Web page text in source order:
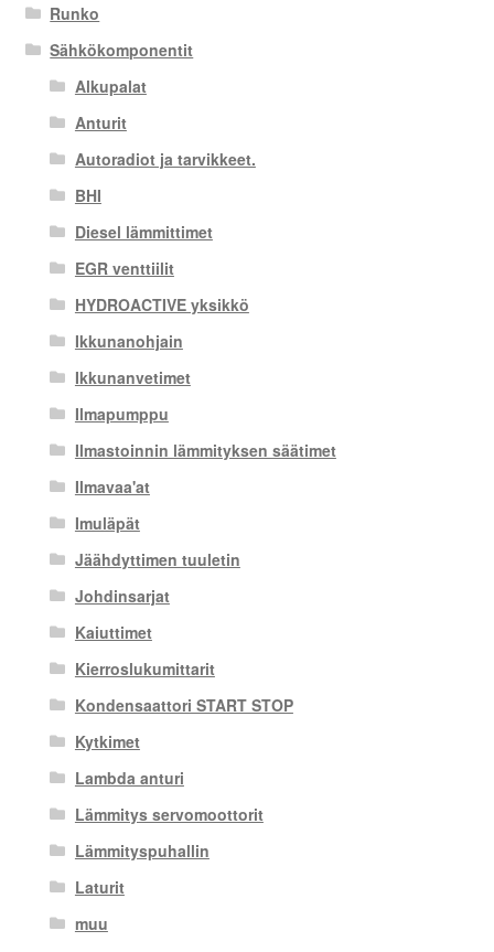
Runko
Sähkökomponentit
Alkupalat
Anturit
Autoradiot ja tarvikkeet.
BHI
Diesel lämmittimet
EGR venttiilit
HYDROACTIVE yksikkö
Ikkunanohjain
Ikkunanvetimet
Ilmapumppu
Ilmastoinnin lämmityksen säätimet
Ilmavaa'at
Imuläpät
Jäähdyttimen tuuletin
Johdinsarjat
Kaiuttimet
Kierroslukumittarit
Kondensaattori START STOP
Kytkimet
Lambda anturi
Lämmitys servomoottorit
Lämmityspuhallin
Laturit
muu